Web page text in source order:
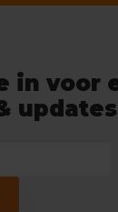
in voor
updates